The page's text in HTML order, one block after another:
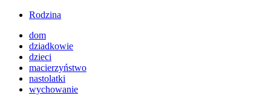
Rodzina
dom
dziadkowie
dzieci
macierzyństwo
nastolatki
wychowanie